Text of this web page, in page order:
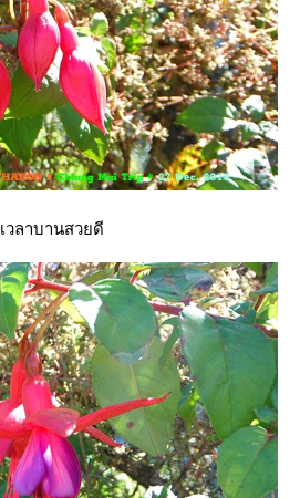
เวลาบานสวยดี